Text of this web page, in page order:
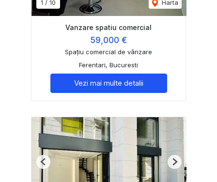
1 / 10 Harta
Vanzare spatiu comercial
59,000 €
Spațiu comercial de vânzare
Ferentari, Bucuresti
Vezi mai multe detalii
Previous Next